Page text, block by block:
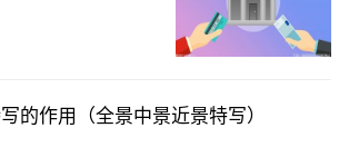
的作用（全景中景近景特写）